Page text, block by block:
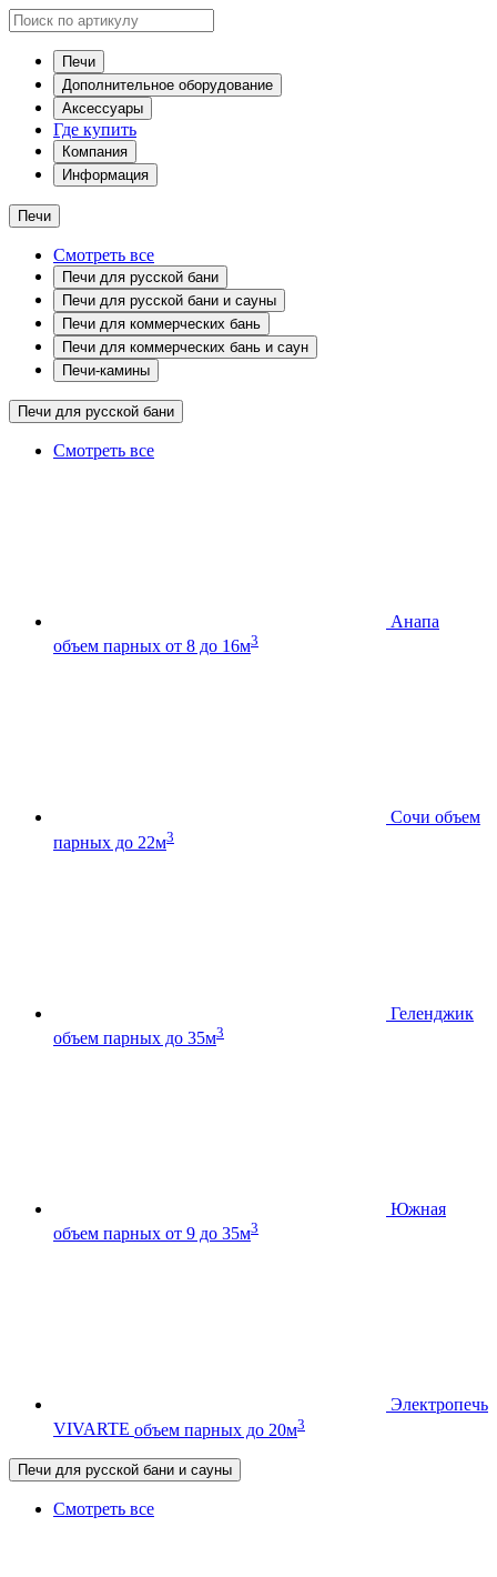
Печи
Дополнительное оборудование
Аксессуары
Где купить
Компания
Информация
Печи
Смотреть все
Печи для русской бани
Печи для русской бани и сауны
Печи для коммерческих бань
Печи для коммерческих бань и саун
Печи-камины
Печи для русской бани
Смотреть все
Анапа
объем парных от 8 до 16м3
Сочи объем
парных до 22м3
Геленджик
объем парных до 35м3
Южная
объем парных от 9 до 35м3
Электропечь
VIVARTE объем парных до 20м3
Печи для русской бани и сауны
Смотреть все